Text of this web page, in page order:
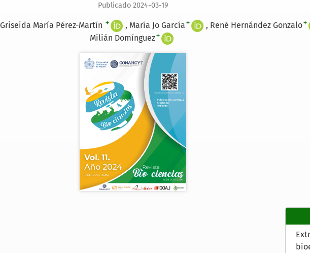
Publicado 2024-03-19
Griseida María Pérez-Martín + María Jo García + René Hernández Gonzalo+
Milián Domínguez+